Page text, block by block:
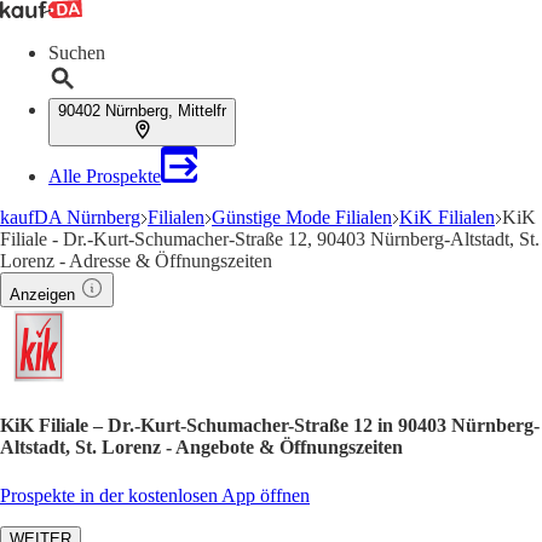
Suchen
90402 Nürnberg, Mittelfr
Alle Prospekte
kaufDA Nürnberg Filialen Günstige Mode Filialen KiK Filialen KiK
Filiale - Dr.-Kurt-Schumacher-Straße 12, 90403 Nürnberg-Altstadt, St.
Lorenz - Adresse & Öffnungszeiten
Anzeigen
KiK Filiale – Dr.-Kurt-Schumacher-Straße 12 in 90403 Nürnberg-
Altstadt, St. Lorenz - Angebote & Öffnungszeiten
Prospekte in der kostenlosen App öffnen